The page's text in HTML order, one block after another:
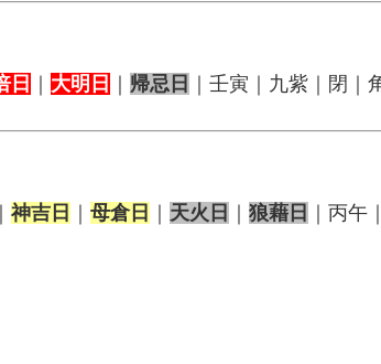
日 大明日 帰忌日 ｜壬寅｜九紫｜閉｜
｜ 神吉日 ｜ 母倉日 ｜ 天火日 ｜ 狼藉日 ｜丙午